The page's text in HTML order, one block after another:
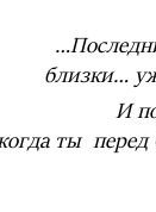
близки…
ты